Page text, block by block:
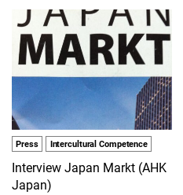
Press Intercultural Competence
Interview Japan Markt (AHK
Japan)